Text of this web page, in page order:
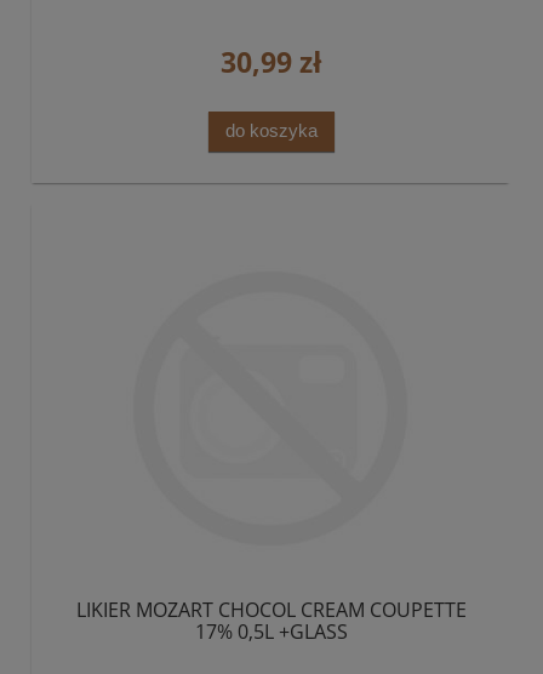
30,99 zł
do koszyka
LIKIER MOZART CHOCOL CREAM COUPETTE
17% 0,5L +GLASS